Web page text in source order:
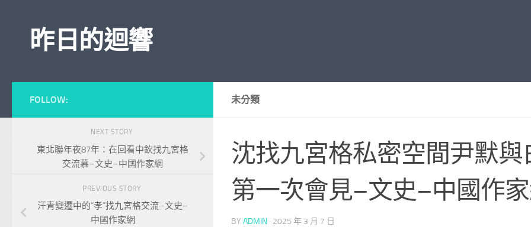
昨日的迴響
未分類
沈找九宮格私密空間尹默與
第一次會見–文史–中國作
BY ADMIN · 2025 年 3 月 7 日
FOLLOW:
NEXT STORY
東北聯年夜87年：在回看中欽找九宮格
交流慕–文史–中國作家網
PREVIOUS STORY
汗青變遷中的“孝”找九宮格交流–文史–
中國作家網